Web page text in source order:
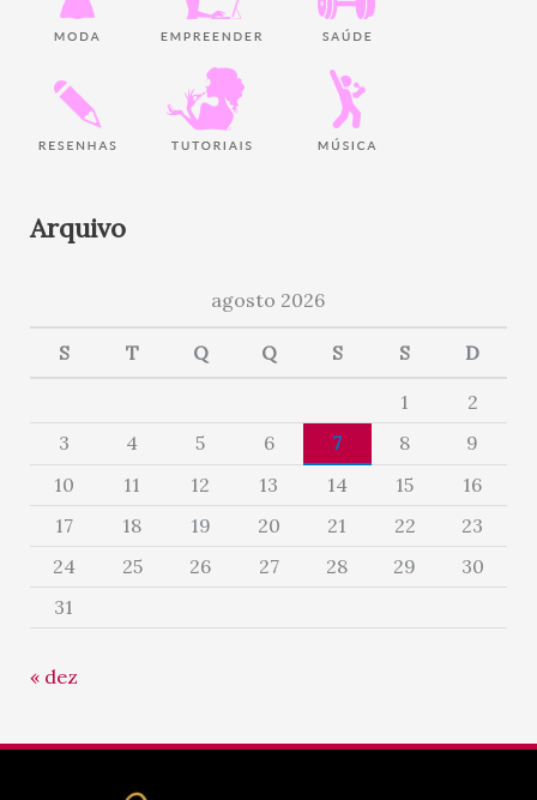
Arquivo
agosto 2026
S T Q Q S S D
1
2
3
4 5 6 7 8
9
10
11 12 13 14 15
16
17
18 19 20 21 22
23
24
25 26 27 28 29
30
31
« dez